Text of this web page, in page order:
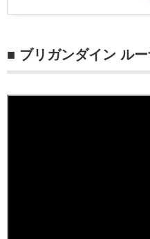
■ ブリガンダイン ル